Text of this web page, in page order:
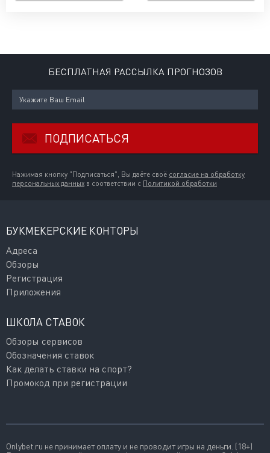
БЕСПЛАТНАЯ РАССЫЛКА ПРОГНОЗОВ
ПОДПИСАТЬСЯ
Нажимая кнопку "Подписаться", Вы даёте своё согласие на обработку
персональных данных в соответствии с Политикой обработки
БУКМЕКЕРСКИЕ КОНТОРЫ
Адреса
Обзоры
Регистрация
Приложения
ШКОЛА СТАВОК
Обзоры сервисов
Обозначения ставок
Как делать ставки на спорт?
Промокод при регистрации
Onlybet.ru не принимает оплату и не проводит игры на деньги. (18+)